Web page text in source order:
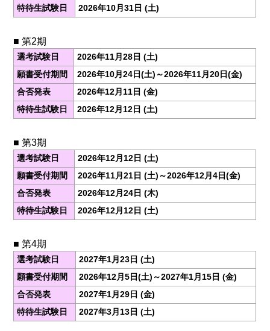
特待生試験日
2026年10月31日 (土)
■ 第2期
選考試験日
2026年11月28日 (土)
願書受付期間
2026年10月24日(土)～2026年11月20日(金)
合否発表
2026年12月11日 (金)
特待生試験日
2026年12月12日 (土)
■ 第3期
選考試験日
2026年12月12日 (土)
願書受付期間
2026年11月21日 (土)～2026年12月4日(金)
合否発表
2026年12月24日 (木)
特待生試験日
2026年12月12日 (土)
■ 第4期
選考試験日
2027年1月23日 (土)
願書受付期間
2026年12月5日(土)～2027年1月15日 (金)
合否発表
2027年1月29日 (金)
特待生試験日
2027年3月13日 (土)